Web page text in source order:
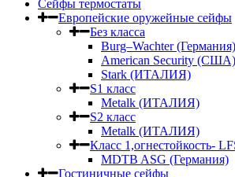
Сейфы термостаты
Европейские оружейные сейфы
Без класса
Burg–Wachter (Германия)
American Security (США)
Stark (ИТАЛИЯ)
S1 класс
Metalk (ИТАЛИЯ)
S2 класс
Metalk (ИТАЛИЯ)
Класс 1,огнестойкость-
MDTB ASG (Германия)
Гостиничные сейфы